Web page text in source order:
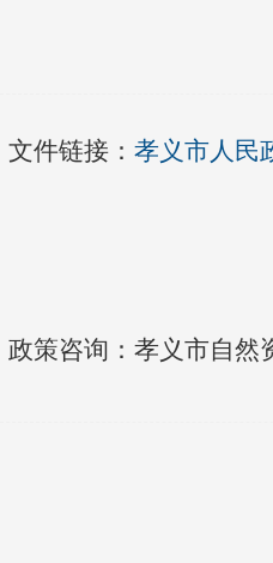
文件链接： 孝义市人民
政策咨询：孝义市自然